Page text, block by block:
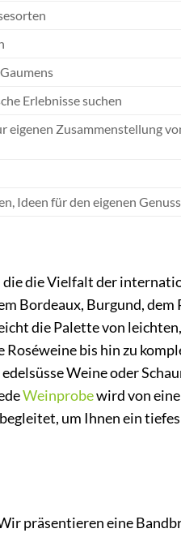
Erlebnisse suchen
Zusammenstellung
Ideen für den eigenen
die die Vielfalt der
Bordeaux, Burgund, dem
die Palette von
bis hin zu
Weine oder
Weinprobewird von
um Ihnen ein
präsentieren eine